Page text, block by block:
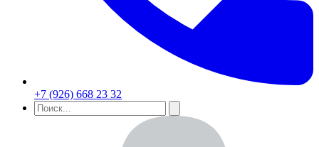
+7 (926) 668 23 32